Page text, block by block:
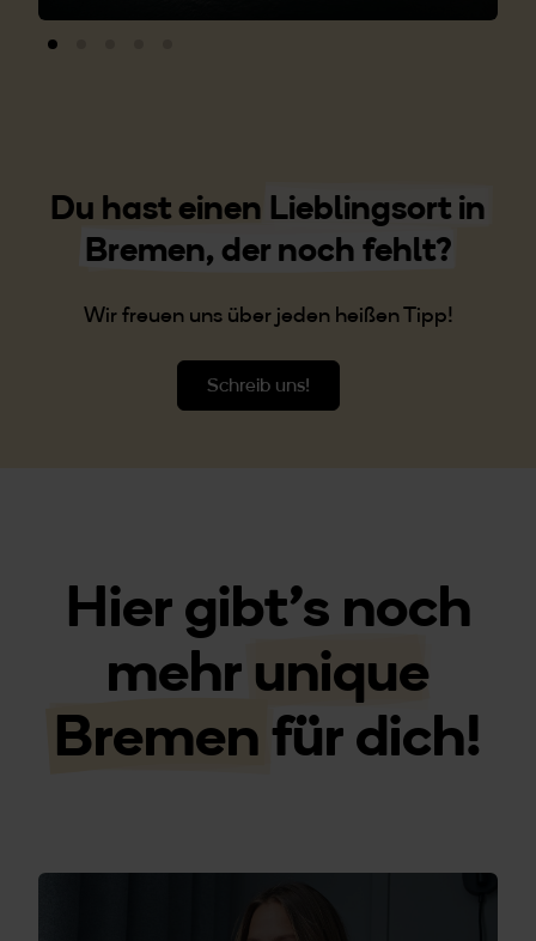
Du hast einen Lieblingsort in
Bremen, der noch fehlt?
Wir freuen uns über jeden heißen Tipp!
Schreib uns!
Hier gibt's noch
mehr unique
Bremenfür dich!